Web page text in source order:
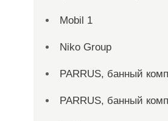
Mobil 1
Niko Group
PARRUS, банный
PARRUS, банный